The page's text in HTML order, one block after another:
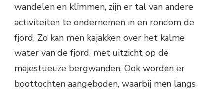
wandelen en klimmen, zijn er tal van andere
activiteiten te ondernemen in en rondom de
fjord. Zo kan men kajakken over het kalme
water van de fjord, met uitzicht op de
majestueuze bergwanden. Ook worden er
boottochten aangeboden, waarbij men langs